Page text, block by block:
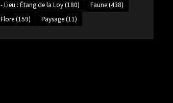
- Lieu : Étang de la Loy(180) Faune(438)
Flore(159) Paysage(11)